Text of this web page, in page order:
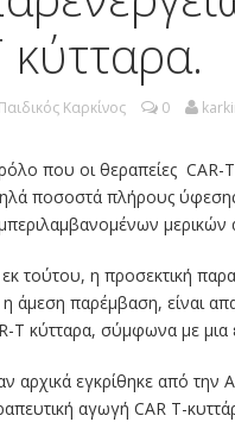
κύτταρα.
Παιδικός Καρκίνος 0
που οι θεραπείες CAR-T
ποσοστά πλήρους
μερικών
τούτου, η προσεκτική
η άμεση παρέμβαση, είναι
Τ κύτταρα, σύμφωνα με
αρχικά εγκρίθηκε από την
αγωγή CAR Τ-